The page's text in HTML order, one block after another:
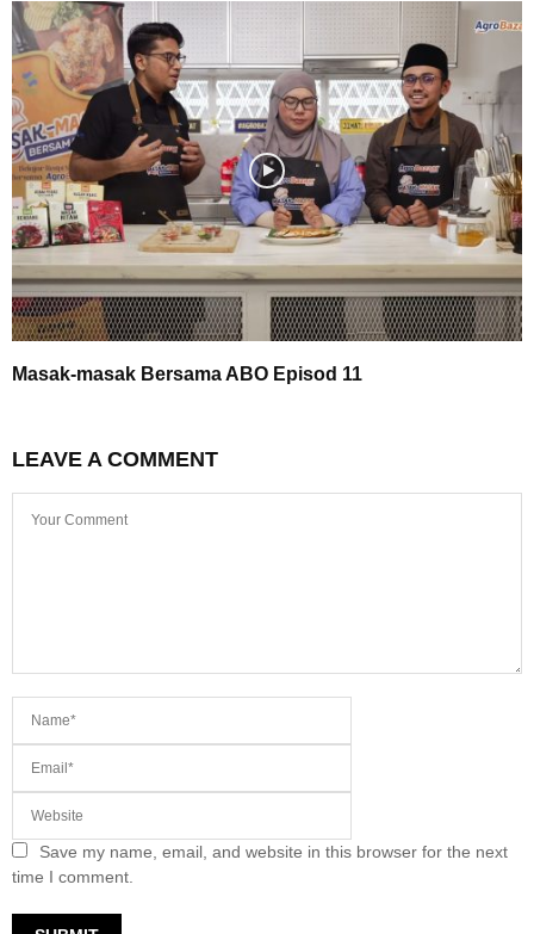
Masak-masak Bersama ABO Episod 11
LEAVE A COMMENT
Save my name, email, and website in this browser for the next
time I comment.